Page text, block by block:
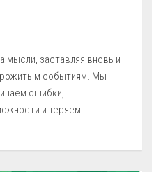
мысли, заставляя вновь и
событиям. Мы
ошибки,
и теряем...